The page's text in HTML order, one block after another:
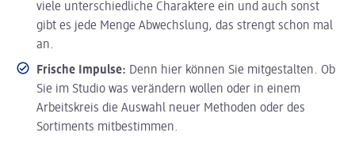
viele unterschiedliche Charaktere ein und auch sonst
gibt es jede Menge Abwechslung, das strengt schon mal
an.
Frische Impulse: Denn hier können Sie mitgestalten. Ob
Sie im Studio was verändern wollen oder in einem
Arbeitskreis die Auswahl neuer Methoden oder des
Sortiments mitbestimmen.